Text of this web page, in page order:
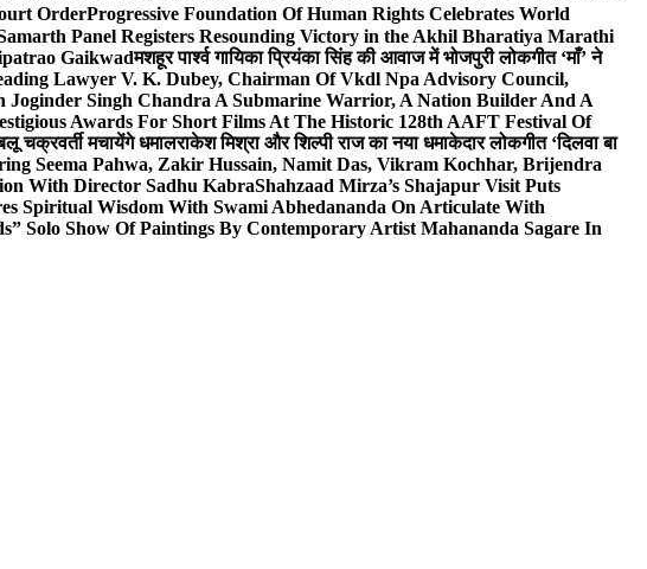
OrderProgressive Foundation Of Human Rights Celebrates World
Panel Registers Resounding Victory in the Akhil Bharatiya Marathi
Gaikwadमशहूर पार्श्व गायिका प्रियंका सिंह की आवाज में भोजपुरी लोकगीत ‘माँ’ ने
Lawyer V. K. Dubey, Chairman Of Vkdl Npa Advisory Council,
Joginder Singh Chandra A Submarine Warrior, A Nation Builder And A
Awards For Short Films At The Historic 128th AAFT Festival Of
चक्रवर्ती मचायेंगे धमालराकेश मिश्रा और शिल्पी राज का नया धमाकेदार लोकगीत ‘दिलवा बा
Seema Pahwa, Zakir Hussain, Namit Das, Vikram Kochhar, Brijendra
With Director Sadhu KabraShahzaad Mirza’s Shajapur Visit Puts
Spiritual Wisdom With Swami Abhedananda On Articulate With
Solo Show Of Paintings By Contemporary Artist Mahananda Sagare In